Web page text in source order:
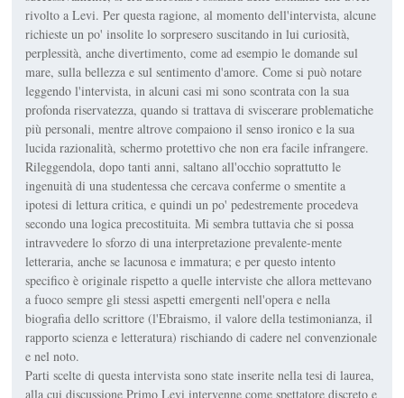
rivolto a Levi. Per questa ragione, al momento dell'intervista, alcune
richieste un po' insolite lo sorpresero suscitando in lui curiosità,
perplessità, anche divertimento, come ad esempio le domande sul
mare, sulla bellezza e sul sentimento d'amore. Come si può notare
leggendo l'intervista, in alcuni casi mi sono scontrata con la sua
profonda riservatezza, quando si trattava di sviscerare problematiche
più personali, mentre altrove compaiono il senso ironico e la sua
lucida razionalità, schermo protettivo che non era facile infrangere.
Rileggendola, dopo tanti anni, saltano all'occhio soprattutto le
ingenuità di una studentessa che cercava conferme o smentite a
ipotesi di lettura critica, e quindi un po' pedestremente procedeva
secondo una logica precostituita. Mi sembra tuttavia che si possa
intravvedere lo sforzo di una interpretazione prevalente-mente
letteraria, anche se lacunosa e immatura; e per questo intento
specifico è originale rispetto a quelle interviste che allora mettevano
a fuoco sempre gli stessi aspetti emergenti nell'opera e nella
biografia dello scrittore (l'Ebraismo, il valore della testimonianza, il
rapporto scienza e letteratura) rischiando di cadere nel convenzionale
e nel noto.
Parti scelte di questa intervista sono state inserite nella tesi di laurea,
alla cui discussione Primo Levi intervenne come spettatore discreto e